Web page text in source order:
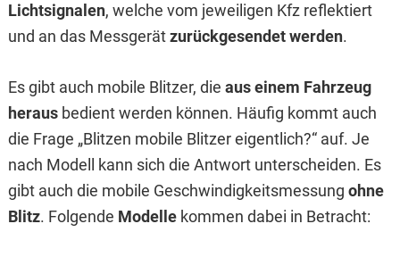
Lichtsignalen, welche vom jeweiligen Kfz reflektiert
und an das Messgerätzurückgesendet werden.
Es gibt auch mobile Blitzer, die aus einem Fahrzeug
herausbedient werden können. Häufig kommt auch
die Frage „Blitzen mobile Blitzer eigentlich?“ auf. Je
nach Modell kann sich die Antwort unterscheiden. Es
gibt auch die mobile Geschwindigkeitsmessung ohne
Blitz. Folgende Modellekommen dabei in Betracht: